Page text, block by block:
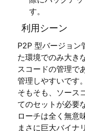
す。
利用シーン
P2P 型バージョン
た環境でのみ大き
スコードの管理で
管理しやすいです。
そもそも、ソース
てのセットが必要
ローチは全く無意
まさに巨大バイナ